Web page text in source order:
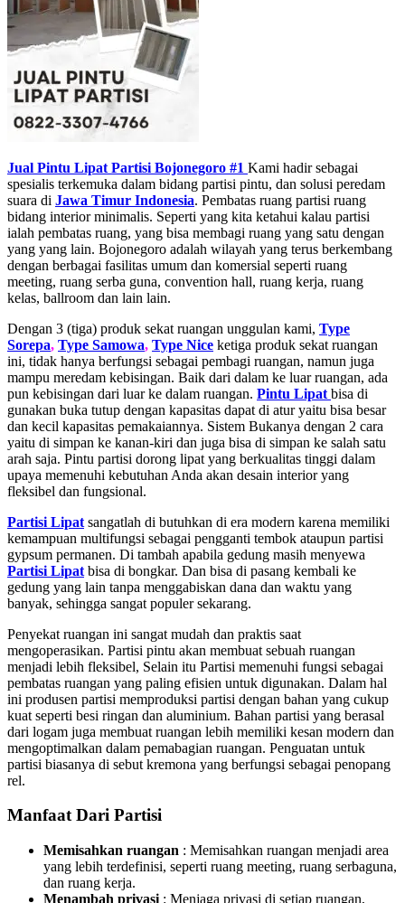
Jual Pintu Lipat Partisi Bojonegoro #1 Kami hadir sebagai
spesialis terkemuka dalam bidang partisi pintu, dan solusi peredam
suara di Jawa Timur Indonesia. Pembatas ruang partisi ruang
bidang interior minimalis. Seperti yang kita ketahui kalau partisi
ialah pembatas ruang, yang bisa membagi ruang yang satu dengan
yang yang lain. Bojonegoro adalah wilayah yang terus berkembang
dengan berbagai fasilitas umum dan komersial seperti ruang
meeting, ruang serba guna, convention hall, ruang kerja, ruang
kelas, ballroom dan lain lain.
Dengan 3 (tiga) produk sekat ruangan unggulan kami, Type
Sorepa, Type Samowa, Type Nice ketiga produk sekat ruangan
ini, tidak hanya berfungsi sebagai pembagi ruangan, namun juga
mampu meredam kebisingan. Baik dari dalam ke luar ruangan, ada
pun kebisingan dari luar ke dalam ruangan. Pintu Lipat bisa di
gunakan buka tutup dengan kapasitas dapat di atur yaitu bisa besar
dan kecil kapasitas pemakaiannya. Sistem Bukanya dengan 2 cara
yaitu di simpan ke kanan-kiri dan juga bisa di simpan ke salah satu
arah saja. Pintu partisi dorong lipat yang berkualitas tinggi dalam
upaya memenuhi kebutuhan Anda akan desain interior yang
fleksibel dan fungsional.
Partisi Lipat sangatlah di butuhkan di era modern karena memiliki
kemampuan multifungsi sebagai pengganti tembok ataupun partisi
gypsum permanen. Di tambah apabila gedung masih menyewa
Partisi Lipat bisa di bongkar. Dan bisa di pasang kembali ke
gedung yang lain tanpa menggabiskan dana dan waktu yang
banyak, sehingga sangat populer sekarang.
Penyekat ruangan ini sangat mudah dan praktis saat
mengoperasikan. Partisi pintu akan membuat sebuah ruangan
menjadi lebih fleksibel, Selain itu Partisi memenuhi fungsi sebagai
pembatas ruangan yang paling efisien untuk digunakan. Dalam hal
ini produsen partisi memproduksi partisi dengan bahan yang cukup
kuat seperti besi ringan dan aluminium. Bahan partisi yang berasal
dari logam juga membuat ruangan lebih memiliki kesan modern dan
mengoptimalkan dalam pemabagian ruangan. Penguatan untuk
partisi biasanya di sebut kremona yang berfungsi sebagai penopang
rel.
Manfaat Dari Partisi
Memisahkan ruangan : Memisahkan ruangan menjadi area
yang lebih terdefinisi, seperti ruang meeting, ruang serbaguna,
dan ruang kerja.
Menambah privasi : Menjaga privasi di setiap ruangan,